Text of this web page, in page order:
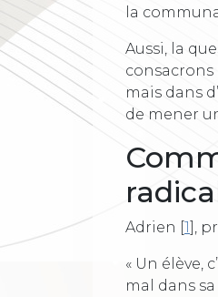
la
Aussi, la
consacrons
mais dans
de mener
Adrien [1] ,
« Un élève,
mal dans